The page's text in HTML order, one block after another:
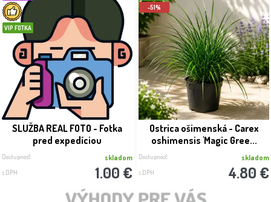
VIP FOTKA
SLUŽBA REAL FOTO - Fotka
pred expedíciou
Dostupnosť: skladom
s DPH 1.00 €
-51%
Ostrica ošimenská - Carex
oshimensis 'Magic Gree...
Dostupnosť: skladom
s DPH 4.80 €